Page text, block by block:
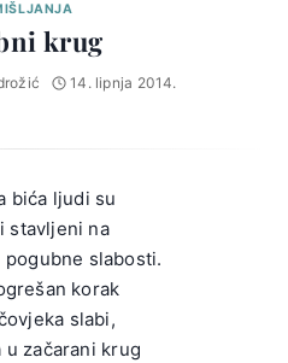
krug
14. lipnja 2014.
bića ljudi su
stavljeni na
slabosti.
korak
slabi,
u začarani krug